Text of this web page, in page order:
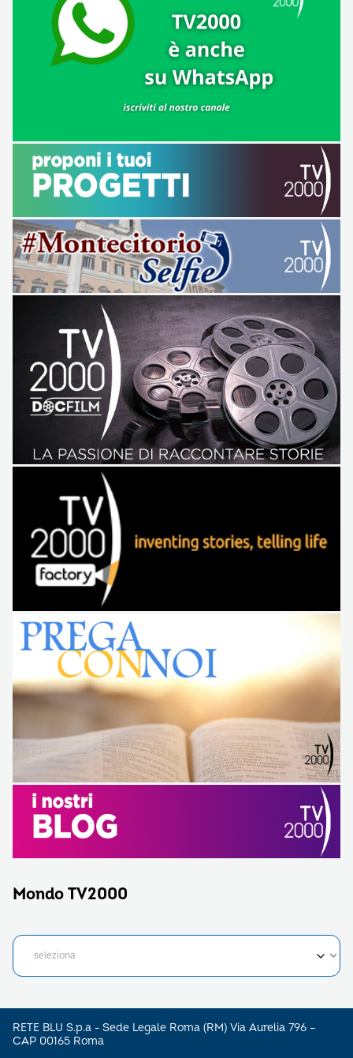
Mondo TV2000
RETE BLU S.p.a - Sede Legale Roma (RM) Via Aurelia 796 –
CAP 00165 Roma